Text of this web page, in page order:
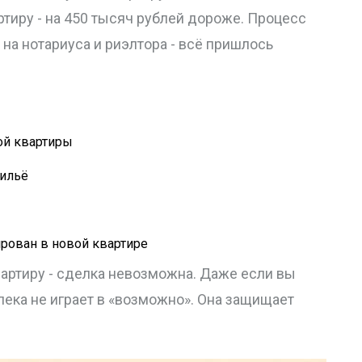
- на 450 тысяч рублей дороже. Процесс
нотариуса и риэлтора - всё пришлось
квартиры
в новой квартире
- сделка невозможна. Даже если вы
не играет в «возможно». Она защищает